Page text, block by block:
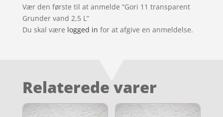
Vær den første til at anmelde “Gori 11 transparent
Grunder vand 2,5 L”
Du skal være logged in for at afgive en anmeldelse.
Relaterede varer